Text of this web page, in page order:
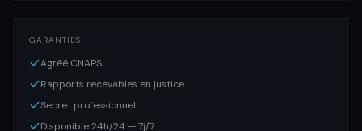
GARANTIES
Agréé CNAPS
Rapports recevables en justice
Secret professionnel
Disponible 24h/24 — 7j/7